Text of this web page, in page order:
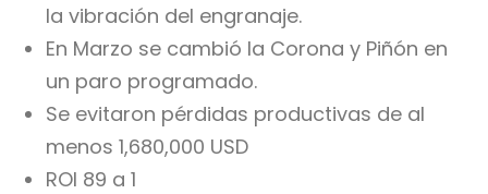
la vibración del engranaje.
En Marzo se cambió la Corona y Piñón en
un paro programado.
Se evitaron pérdidas productivas de al
menos1,680,000 USD
ROI 89 a 1